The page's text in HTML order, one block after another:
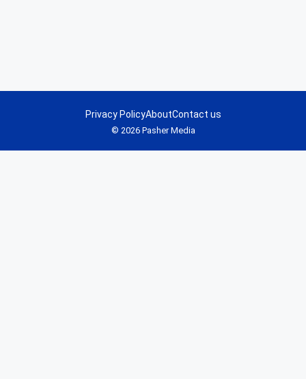
© 2026 Pasher Media
Privacy PolicyAboutContact us